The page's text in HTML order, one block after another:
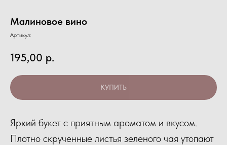
Малиновое вино
Артикул:
195,00 р.
КУПИТЬ
Яркий букет с приятным ароматом и вкусом.
Плотно скрученные листья зеленого чая утопают